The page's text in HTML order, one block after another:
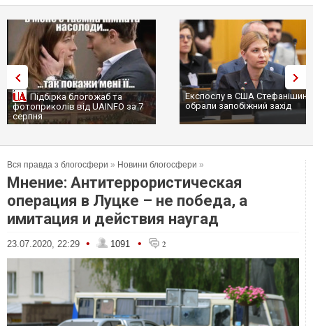
Експослу в США Стефанішиній
обрали запобіжний захід
Трамп не передасть
сотні ракет до Patriot, бо
...
Вся правда з блогосфери » Новини блогосфери »
Мнение: Антитеррористическая
операция в Луцке – не победа, а
имитация и действия наугад
23.07.2020, 22:29 • 1091 • 2